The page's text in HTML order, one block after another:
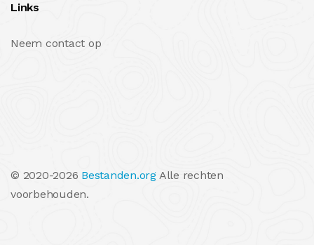
Links
Neem contact op
© 2020-2026 Bestanden.org Alle rechten
voorbehouden.